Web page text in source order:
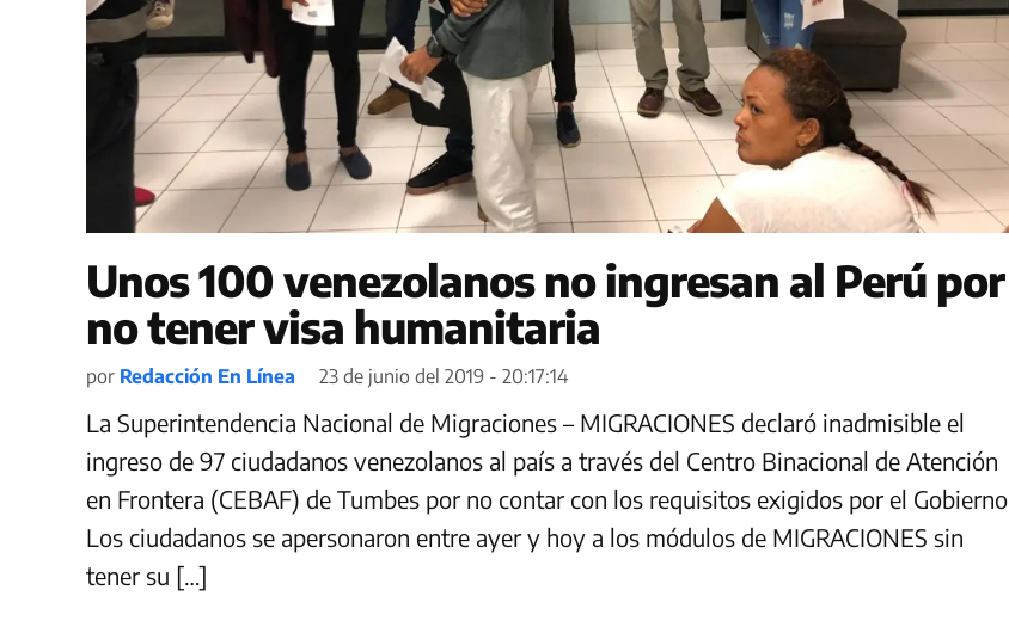
Unos 100 venezolanos no ingresan al Perú por
no tener visa humanitaria
por Redacción En Línea 23 de junio del 2019 - 20:17:14
La Superintendencia Nacional de Migraciones – MIGRACIONES declaró inadmisible el
ingreso de 97 ciudadanos venezolanos al país a través del Centro Binacional de Atención
en Frontera (CEBAF) de Tumbes por no contar con los requisitos exigidos por el Gobierno.
Los ciudadanos se apersonaron entre ayer y hoy a los módulos de MIGRACIONES sin
tener su […]